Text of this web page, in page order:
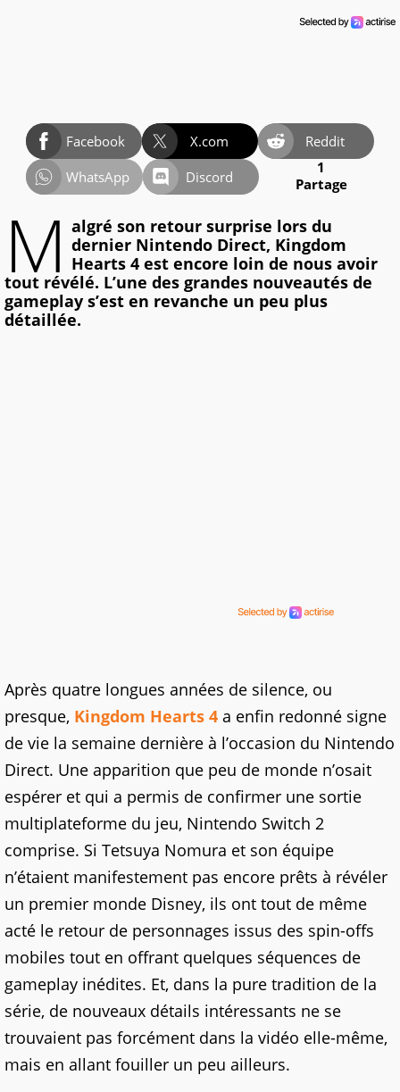
Facebook X.com
Reddit
WhatsApp
Discord
1
Partage
M algré son retour surprise lors du
dernier Nintendo Direct, Kingdom
Hearts 4 est encore loin de nous avoir
tout révélé. L’une des grandes nouveautés de
gameplay s’est en revanche un peu plus
détaillée.
Après quatre longues années de silence, ou
presque, Kingdom Hearts 4 a enfin redonné signe
de vie la semaine dernière à l’occasion du Nintendo
Direct. Une apparition que peu de monde n’osait
espérer et qui a permis de confirmer une sortie
multiplateforme du jeu, Nintendo Switch 2
comprise. Si Tetsuya Nomura et son équipe
n’étaient manifestement pas encore prêts à révéler
un premier monde Disney, ils ont tout de même
acté le retour de personnages issus des spin-offs
mobiles tout en offrant quelques séquences de
gameplay inédites. Et, dans la pure tradition de la
série, de nouveaux détails intéressants ne se
trouvaient pas forcément dans la vidéo elle-même,
mais en allant fouiller un peu ailleurs.